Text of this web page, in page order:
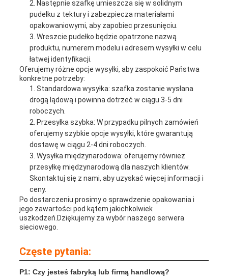
Następnie szafkę umieszcza się w solidnym
pudełku z tektury i zabezpiecza materiałami
opakowaniowymi, aby zapobiec przesunięciu.
Wreszcie pudełko będzie opatrzone nazwą
produktu, numerem modelu i adresem wysyłki w celu
łatwej identyfikacji.
Oferujemy różne opcje wysyłki, aby zaspokoić Państwa
konkretne potrzeby:
Standardowa wysyłka: szafka zostanie wysłana
drogą lądową i powinna dotrzeć w ciągu 3-5 dni
roboczych.
Przesyłka szybka: W przypadku pilnych zamówień
oferujemy szybkie opcje wysyłki, które gwarantują
dostawę w ciągu 2-4 dni roboczych.
Wysyłka międzynarodowa: oferujemy również
przesyłkę międzynarodową dla naszych klientów.
Skontaktuj się z nami, aby uzyskać więcej informacji i
ceny.
Po dostarczeniu prosimy o sprawdzenie opakowania i
jego zawartości pod kątem jakichkolwiek
uszkodzeń.Dziękujemy za wybór naszego serwera
sieciowego.
Częste pytania:
P1: Czy jesteś fabryką lub firmą handlową?